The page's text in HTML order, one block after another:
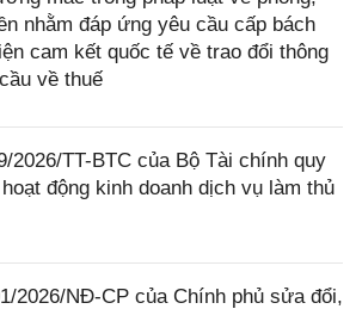
nhằm đáp ứng yêu cầu cấp bách
cam kết quốc tế về trao đổi thông
về thuế
2026/TT-BTC của Bộ Tài chính quy
động kinh doanh dịch vụ làm thủ
2026/NĐ-CP của Chính phủ sửa đổi,